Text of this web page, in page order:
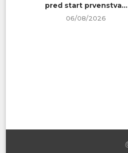
pred start prvenstva...
06/08/2026